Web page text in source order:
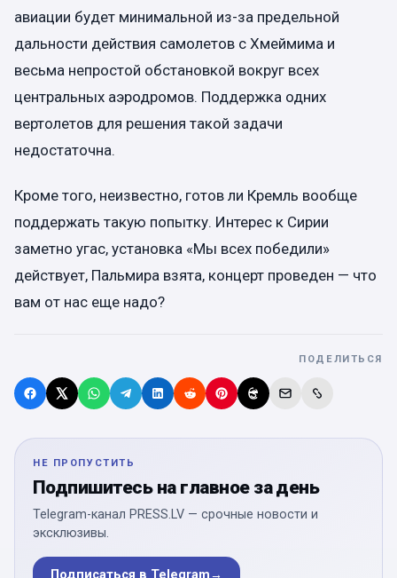
авиации будет минимальной из-за предельной
дальности действия самолетов с Хмеймима и
весьма непростой обстановкой вокруг всех
центральных аэродромов. Поддержка одних
вертолетов для решения такой задачи
недостаточна.
Кроме того, неизвестно, готов ли Кремль вообще
поддержать такую попытку. Интерес к Сирии
заметно угас, установка «Мы всех победили»
действует, Пальмира взята, концерт проведен — что
вам от нас еще надо?
ПОДЕЛИТЬСЯ
НЕ ПРОПУСТИТЬ
Подпишитесь на главное за день
Telegram-канал PRESS.LV — срочные новости и
эксклюзивы.
Подписаться в Telegram→